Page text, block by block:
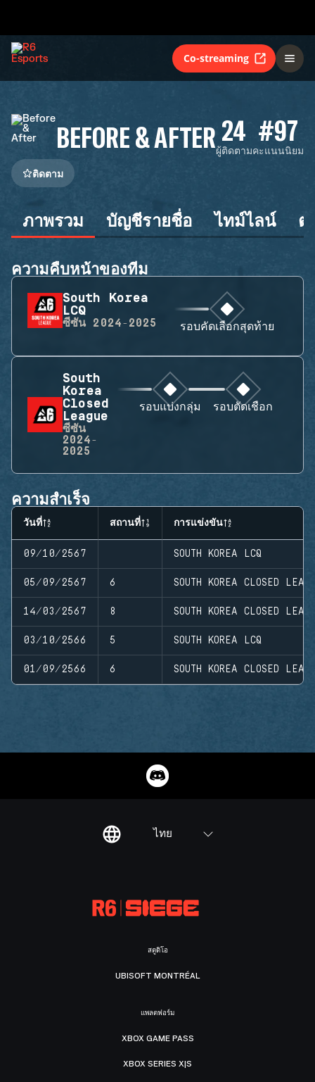
Co-streaming
BEFORE & AFTER 24
ผู้ติดตาม
#97
คะแนนนิยม
ติดตาม
ภาพรวม บัญชีรายชื่อ ไทม์ไลน์ ต
ความคืบหน้าของทีม
South Korea
LCQ
ซีซัน 2024-2025 รอบคัดเลือกสุดท้าย
South
Korea
Closed
League
ซีซัน
2024-
2025
รอบแบ่งกลุ่ม รอบตัดเชือก
ความสำเร็จ
วันที่ สถานที่ การแข่งขัน
09/10/2567 SOUTH KOREA LCQ
05/09/2567 6 SOUTH KOREA CLOSED
14/03/2567 8 SOUTH KOREA CLOSED
03/10/2566 5 SOUTH KOREA LCQ
01/09/2566 6 SOUTH KOREA CLOSED
ไทย
สตูดิโอ
UBISOFT MONTRÉAL
แพลตฟอร์ม
XBOX GAME PASS
XBOX SERIES X|S